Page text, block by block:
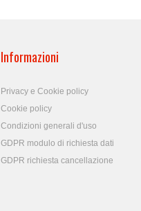
Informazioni
Privacy e Cookie policy
Cookie policy
Condizioni generali d'uso
GDPR modulo di richiesta dati
GDPR richiesta cancellazione